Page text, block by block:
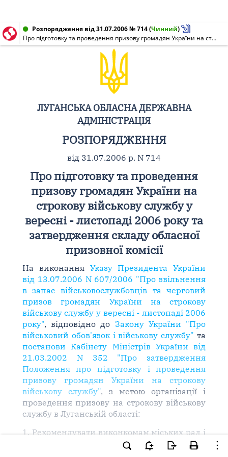
Розпорядження від 31.07.2006 № 714(Чинний)
Про підготовку та проведення призову громадян України на строкову військову службу у вересні - листопаді 2006 року та затвердження складу обласної призовної комісії
ЛУГАНСЬКА ОБЛАСНА ДЕРЖАВНА
АДМІНІСТРАЦІЯ
РОЗПОРЯДЖЕННЯ
від 31.07.2006 р. N 714
Про підготовку та проведення
призову громадян України на
строкову військову службу у
вересні - листопаді 2006 року та
затвердження складу обласної
призовної комісії
На виконання Указу Президента України
від 13.07.2006 N 607/2006 "Про звільнення
в запас військовослужбовців та черговий
призов громадян України на строкову
військову службу у вересні - листопаді 2006
року", відповідно до Закону України "Про
військовий обов'язок і військову службу" та
постанови Кабінету Міністрів України від
21.03.2002 N 352 "Про затвердження
Положення про підготовку і проведення
призову громадян України на строкову
військову службу", з метою організації і
проведення призову на строкову військову
службу в Луганській області:
1. Рекомендувати виконкомам міських рад і
виконкомам районних у м. Луганську рад,